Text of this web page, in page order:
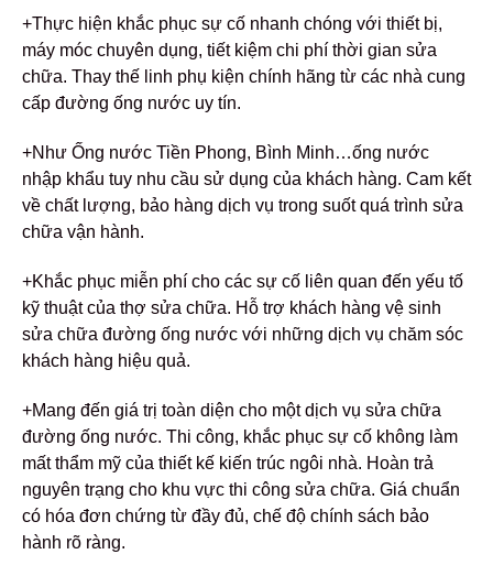
+Thực hiện khắc phục sự cố nhanh chóng với thiết bị,
máy móc chuyên dụng, tiết kiệm chi phí thời gian sửa
chữa. Thay thế linh phụ kiện chính hãng từ các nhà cung
cấp đường ống nước uy tín.
+Như Ống nước Tiền Phong, Bình Minh…ống nước
nhập khẩu tuy nhu cầu sử dụng của khách hàng. Cam kết
về chất lượng, bảo hàng dịch vụ trong suốt quá trình sửa
chữa vận hành.
+Khắc phục miễn phí cho các sự cố liên quan đến yếu tố
kỹ thuật của thợ sửa chữa. Hỗ trợ khách hàng vệ sinh
sửa chữa đường ống nước với những dịch vụ chăm sóc
khách hàng hiệu quả.
+Mang đến giá trị toàn diện cho một dịch vụ sửa chữa
đường ống nước. Thi công, khắc phục sự cố không làm
mất thẩm mỹ của thiết kế kiến trúc ngôi nhà. Hoàn trả
nguyên trạng cho khu vực thi công sửa chữa. Giá chuẩn
có hóa đơn chứng từ đầy đủ, chế độ chính sách bảo
hành rõ ràng.